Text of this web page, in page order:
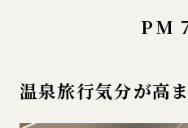
PM
温泉旅行気分が高